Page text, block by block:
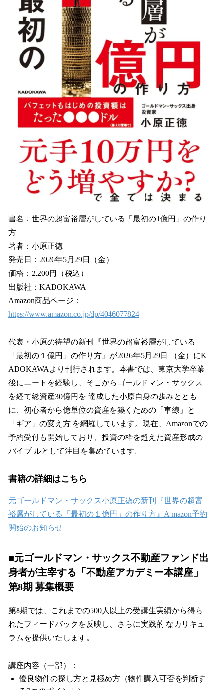
書名：世界の超富裕層がしている「最初の1億円」の作り
方
著者：小原正徳
発売日：2026年5月29日（金）
価格：2,200円（税込）
出版社：KADOKAWA
Amazon商品ページ：
https://www.amazon.co.jp/dp/4046077824
代表・小原の待望の新刊『世界の超富裕層がしている
「最初の１億円」の作り方』が2026年5月29日 （金）にK
ADOKAWAより刊行されます。本書では、東京大学卒業
後にニートを経験し、そこからゴールドマン・サックス
を経て総資産30億円を 達成した小原自身の歩みととも
に、初心者から億単位の資産を築くための「車線」と
「ギア」の変え方 を網羅しています。現在、Amazonでの
予約受付も開始しており、投資の枠を超えた資産形成の
バイブ ルとして注目を集めています。
書籍の詳細はこちら
元ゴールドマン・サックス小原正徳の新刊『世界の超富
裕層がしている「最初の１億円」の作り方』A mazon予約
開始のお知らせ
■元ゴールドマン・サックス不動産ファンド出
身者が主宰する「不動産アカデミー本講座」
第8期 募集概要
第8期では、これまでの500人以上の受講生実績から得ら
れたフィードバックを反映し、さらに実践的 なカリキュ
ラムを提供いたします。
講座内容（一部）：
優良物件の探し方と見極め方（物件購入可否を判断す